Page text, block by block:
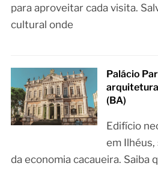
para aproveitar cada visita.
cultural onde
Palácio
(BA)
Edifício
em Ilhéus,
da economia cacaueira. Saiba